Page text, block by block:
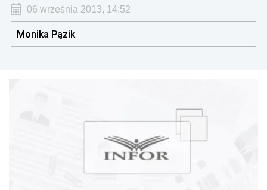
06 września 2013, 14:52
Monika Pązik